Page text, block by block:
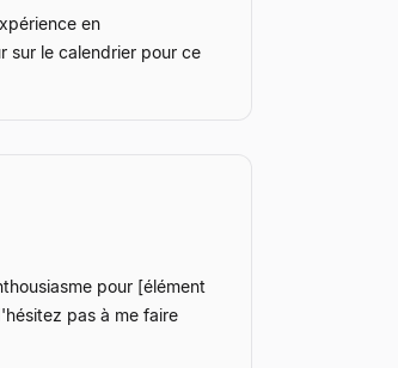
en
sur le calendrier pour ce
pour [élément
pas à me faire